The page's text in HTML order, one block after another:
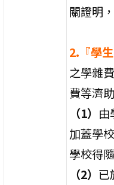
關證明
2.『學
之學雜
費等濟
（1） 由
加蓋學
學校得
（2） 已